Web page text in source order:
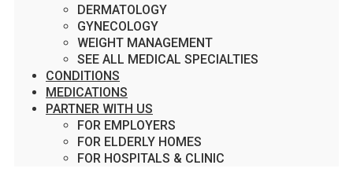
DERMATOLOGY
GYNECOLOGY
WEIGHT MANAGEMENT
SEE ALL MEDICAL SPECIALTIES
CONDITIONS
MEDICATIONS
PARTNER WITH US
FOR EMPLOYERS
FOR ELDERLY HOMES
FOR HOSPITALS & CLINIC